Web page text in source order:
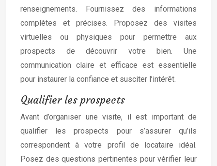
renseignements. Fournissez des informations
complètes et précises. Proposez des visites
virtuelles ou physiques pour permettre aux
prospects de découvrir votre bien. Une
communication claire et efficace est essentielle
pour instaurer la confiance et susciter l’intérêt.
Qualifier les prospects
Avant d’organiser une visite, il est important de
qualifier les prospects pour s’assurer qu’ils
correspondent à votre profil de locataire idéal.
Posez des questions pertinentes pour vérifier leur